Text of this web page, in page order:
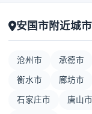
安国市附近城市
沧州市 承德市
衡水市 廊坊市
石家庄市 唐山市